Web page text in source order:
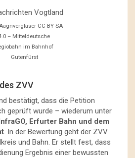
CC BY-SA
– Mitteldeutsche
im Bahnhof
Gutenfürst
ZVV
bestätigt, dass die Petition
geprüft wurde – wiederum unter
Erfurter Bahn und dem
. In der Bewertung geht der ZVV
und Bahn. Er stellt fest, dass
Ergebnis einer bewussten